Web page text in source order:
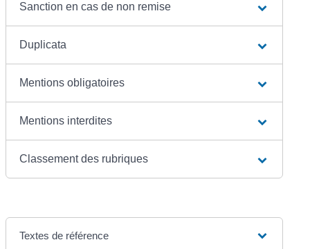
Sanction en cas de non remise
Duplicata
Mentions obligatoires
Mentions interdites
Classement des rubriques
Textes de référence